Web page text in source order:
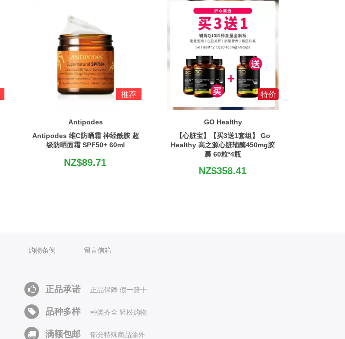
推荐
Antipodes
Antipodes 维C防晒霜 神经酰胺 超
级防晒面霜 SPF50+ 60ml
NZ$89.71
特价
GO Healthy
【心脏宝】【买3送1套组】 Go
Healthy 高之源心脏辅酶450mg胶
囊 60粒*4瓶
NZ$358.41
购物条例 留言信箱
正品承诺 正品保障 假一赔十
品种多样 种类齐全 轻松购物
满额包邮 部分特殊商品除外